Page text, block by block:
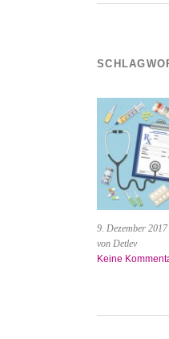
9. Dezember 2017
von Detlev
Keine